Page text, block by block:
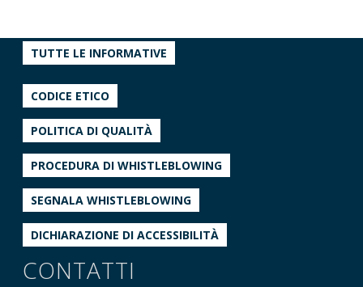
TUTTE LE INFORMATIVE
CODICE ETICO
POLITICA DI QUALITÀ
PROCEDURA DI WHISTLEBLOWING
SEGNALA WHISTLEBLOWING
DICHIARAZIONE DI ACCESSIBILITÀ
CONTATTI